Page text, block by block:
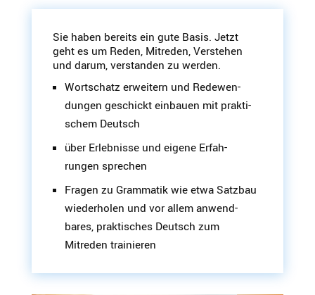
Sie haben bereits ein gute Basis. Jetzt
geht es um Reden, Mitreden, Verstehen
und darum, verstanden zu werden.
Wortschatz erweitern und Redewen­
dungen geschickt einbauen mit prakti­
schem Deutsch
über Erleb­nisse und eigene Erfah­
rungen sprechen
Fragen zu Grammatik wie etwa Satzbau
wieder­holen und vor allem anwend­
bares, prakti­sches Deutsch zum
Mitreden trainieren